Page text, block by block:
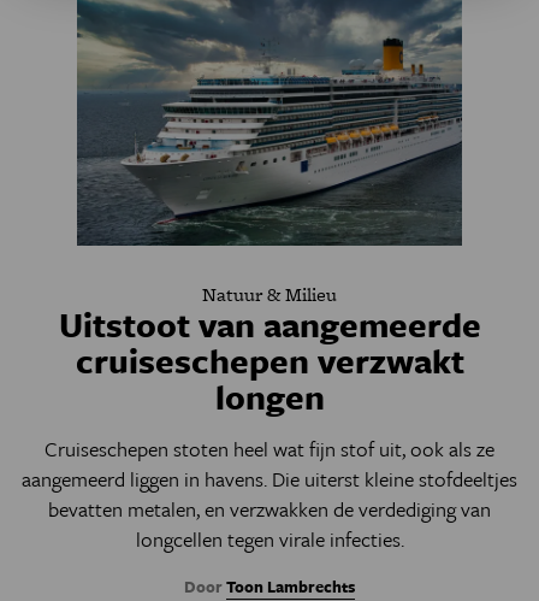
Natuur & Milieu
Uitstoot van aangemeerde
cruiseschepen verzwakt
longen
Cruiseschepen stoten heel wat fijn stof uit, ook als ze
aangemeerd liggen in havens. Die uiterst kleine stofdeeltjes
bevatten metalen, en verzwakken de verdediging van
longcellen tegen virale infecties.
DoorToon Lambrechts